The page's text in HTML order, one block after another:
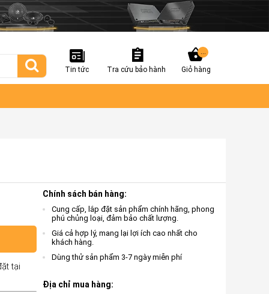
Tin tức Tra cứu bảo hành Giỏ hàng
tại
Chính sách bán hàng:
Cung cấp, lắp đặt sản phẩm chính hãng, phong
phú chủng loại, đảm bảo chất lượng.
Giá cả hợp lý, mang lại lợi ích cao nhất cho
khách hàng.
Dùng thử sản phẩm 3-7 ngày miễn phí
Địa chỉ mua hàng: